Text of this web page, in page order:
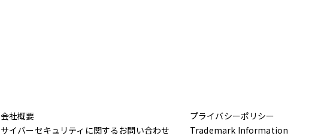
会社概要
サイバーセキュリティに関するお問い合わせ
プライバシーポリシー
Trademark Information